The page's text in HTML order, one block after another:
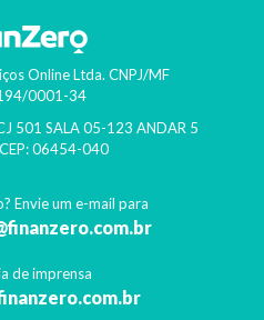
Online Ltda. CNPJ/MF
0001-34
501 SALA 05-123 ANDAR 5
06454-040
Envie um e-mail para
de imprensa